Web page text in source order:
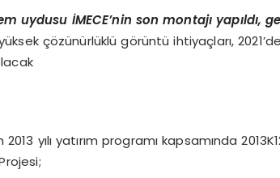
uydusu İMECE’nin son montajı yapıldı,
çözünürlüklü görüntü ihtiyaçları,
2013 yılı yatırım programı kapsamında